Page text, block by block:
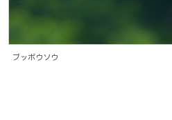
ブッポウソウ